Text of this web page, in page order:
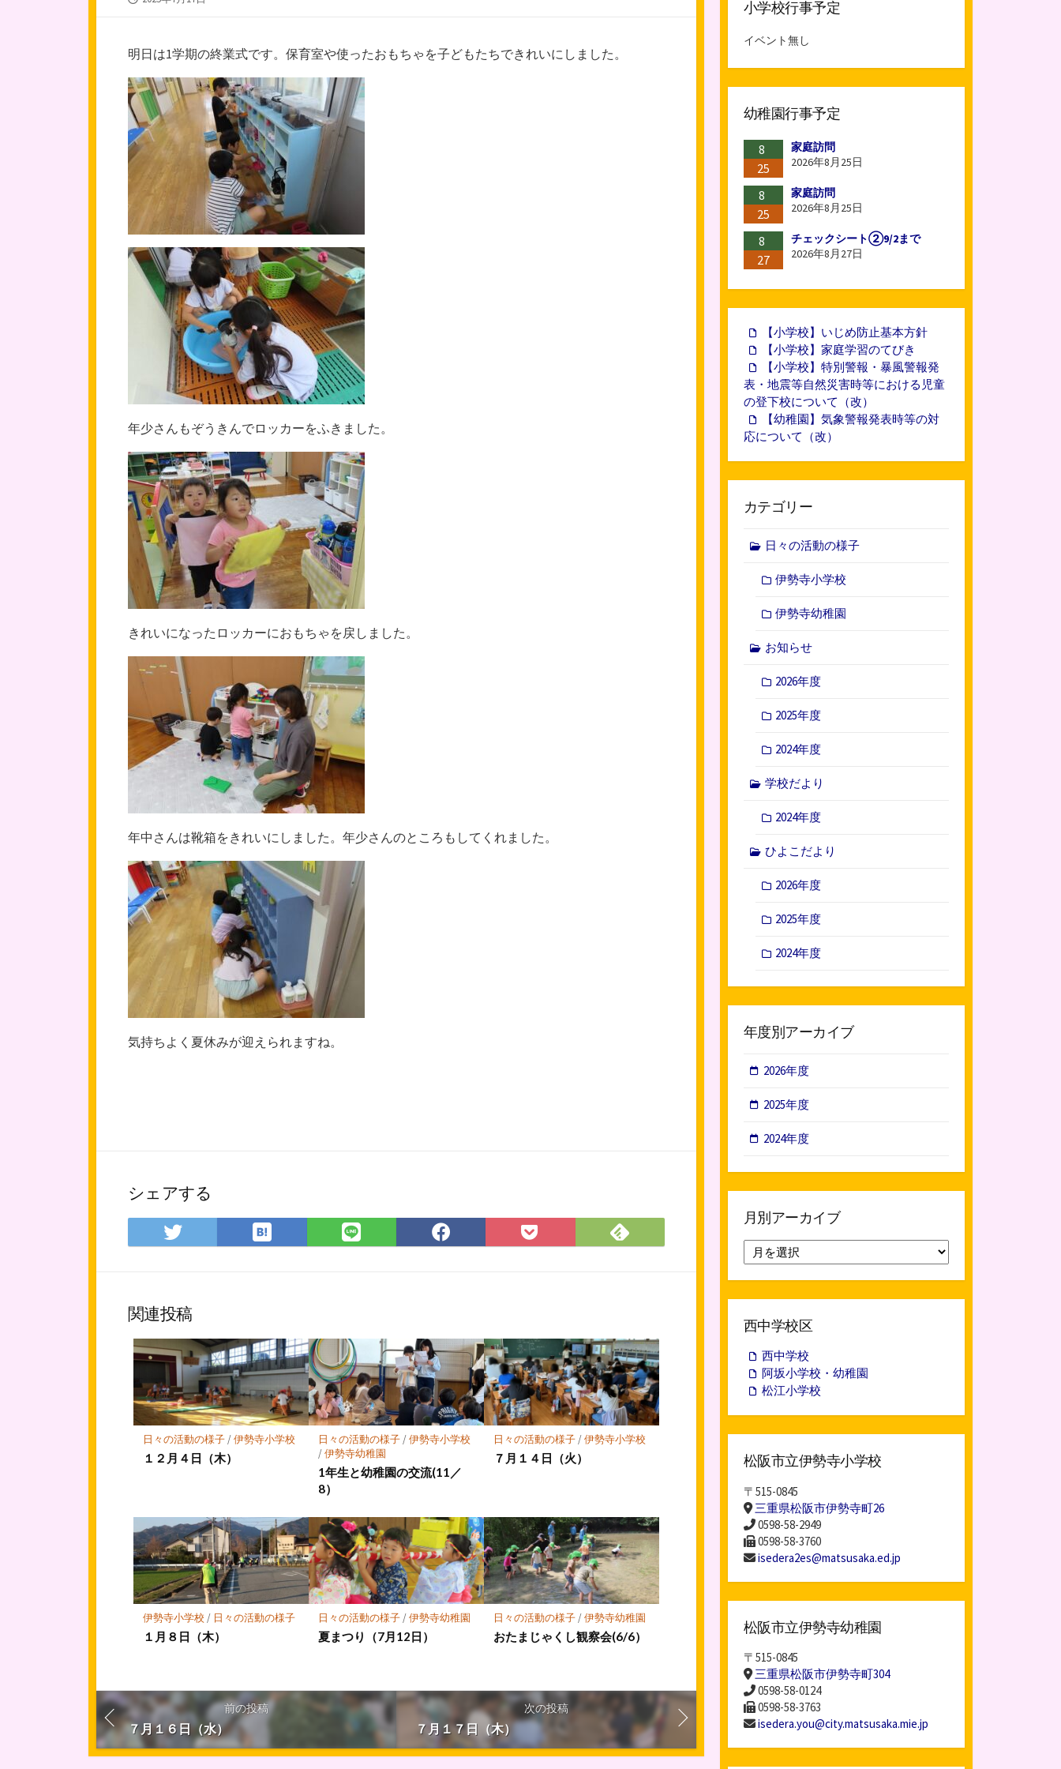
明日は1学期の終業式です。保育室や使ったおもちゃを子どもたちできれいにしました。
年少さんもぞうきんでロッカーをふきました。
きれいになったロッカーにおもちゃを戻しました。
年中さんは靴箱をきれいにしました。年少さんのところもしてくれました。
気持ちよく夏休みが迎えられますね。
シェアする
Twitter
で
ア
は
て
マ
ー
ク
に
保
存
LINE
で
Facebook
で
Pocket
に
Feedly
で
関連投稿
日々の活動の様子/伊勢寺小学校
１２月４日（木）
日々の活動の様子/伊勢寺小学校
/伊勢寺幼稚園
1年生と幼稚園の交流(11／
8）
日々の活動の様子/伊勢寺小学校
７月１４日（火）
伊勢寺小学校 / 日々の活動の様子
１月８日（木）
日々の活動の様子/伊勢寺幼稚園
夏まつり（7月12日）
日々の活動の様子/伊勢寺幼稚園
おたまじゃくし観察会(6/6）
前の投稿
７月１６日（水）
次の投稿
７月１７日（木）
小学校行事予定
イベント無し
幼稚園行事予定
8
25
家庭訪問
2026年8月25日
8
25
家庭訪問
2026年8月25日
8
27
チェックシート②9/2まで
2026年8月27日
【小学校】いじめ防止基本方針
【小学校】家庭学習のてびき
【小学校】特別警報・暴風警報発
表・地震等自然災害時等における児童
の登下校について（改）
【幼稚園】気象警報発表時等の対
応について（改）
カテゴリー
日々の活動の様子
伊勢寺小学校
伊勢寺幼稚園
お知らせ
2026年度
2025年度
2024年度
学校だより
2024年度
ひよこだより
2026年度
2025年度
2024年度
年度別アーカイブ
2026年度
2025年度
2024年度
月別アーカイブ
別
ア
ー
イ
西中学校区
西中学校
阿坂小学校・幼稚園
松江小学校
松阪市立伊勢寺小学校
〒515-0845
三重県松阪市伊勢寺町26
0598-58-2949
0598-58-3760
isedera2es@matsusaka.ed.jp
松阪市立伊勢寺幼稚園
〒515-0845
三重県松阪市伊勢寺町304
0598-58-0124
0598-58-3763
isedera.you@city.matsusaka.mie.jp